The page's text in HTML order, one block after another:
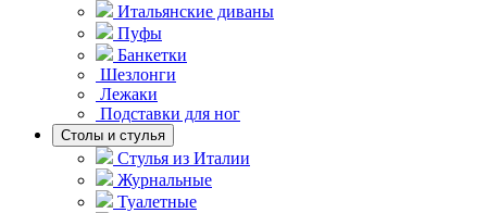
Итальянские диваны
Пуфы
Банкетки
Шезлонги
Лежаки
Подставки для ног
Столы и стулья
Стулья из Италии
Журнальные
Туалетные